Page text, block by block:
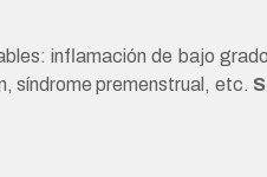
inflamación de bajo
síndrome premenstrual, etc.